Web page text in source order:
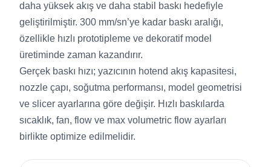
daha yüksek akış ve daha stabil baskı hedefiyle
geliştirilmiştir. 300 mm/sn’ye kadar baskı aralığı,
özellikle hızlı prototipleme ve dekoratif model
üretiminde zaman kazandırır.
Gerçek baskı hızı; yazıcının hotend akış kapasitesi,
nozzle çapı, soğutma performansı, model geometrisi
ve slicer ayarlarına göre değişir. Hızlı baskılarda
sıcaklık, fan, flow ve max volumetric flow ayarları
birlikte optimize edilmelidir.